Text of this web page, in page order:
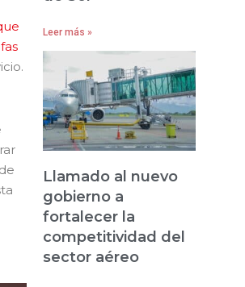
Leer más »
Llamado al nuevo
gobierno a
fortalecer la
competitividad del
sector aéreo